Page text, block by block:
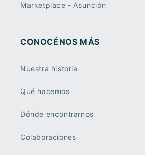
Marketplace - Asunción
CONOCÉNOS MÁS
Nuestra historia
Qué hacemos
Dónde encontrarnos
Colaboraciones